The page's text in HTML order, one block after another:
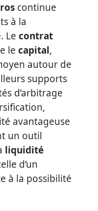
continue
à la
Le contrat
le capital,
autour de
supports
d’arbitrage
avantageuse
un outil
liquidité
d’un
à la possibilité